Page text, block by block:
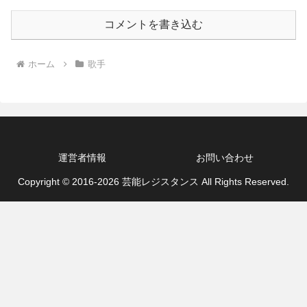
コメントを書き込む
ホーム 歌手
運営者情報 お問い合わせ
Copyright © 2016-2026 芸能レジスタンス All Rights Reserved.